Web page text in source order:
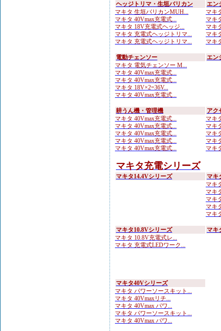
ヘッジトリマ・生垣バリカン
マキタ 生垣バリカンMUH...
マキタ 40Vmax充電式...
マキタ 18V充電式ヘッジ...
マキタ 充電式ヘッジトリマ...
マキタ 充電式ヘッジトリマ...
エン
マキ
マキ
マキ
マキ
マキ
電動チェンソー
マキタ 電気チェンソー M...
マキタ 40Vmax充電式...
マキタ 40Vmax充電式...
マキタ 18V×2=36V...
マキタ 40Vmax充電式...
エン
耕うん機・管理機
マキタ 40Vmax充電式...
マキタ 40Vmax充電式...
マキタ 40Vmax充電式...
マキタ 40Vmax充電式...
マキタ 40Vmax充電式...
アク
マキ
マキ
マキ
マキ
マキ
マキタ充電シリーズ
マキタ14.4Vシリーズ
マキ
マキ
マキ
マキ
マキ
マキ
マキタ10.8Vシリーズ
マキタ 10.8V充電式レ...
マキタ 充電式LEDワーク...
マキ
マキタ40Vシリーズ
マキタ パワーソースキット...
マキタ 40Vmaxリチ...
マキタ 40Vmax パワ...
マキタ パワーソースキット...
マキタ 40Vmax パワ...